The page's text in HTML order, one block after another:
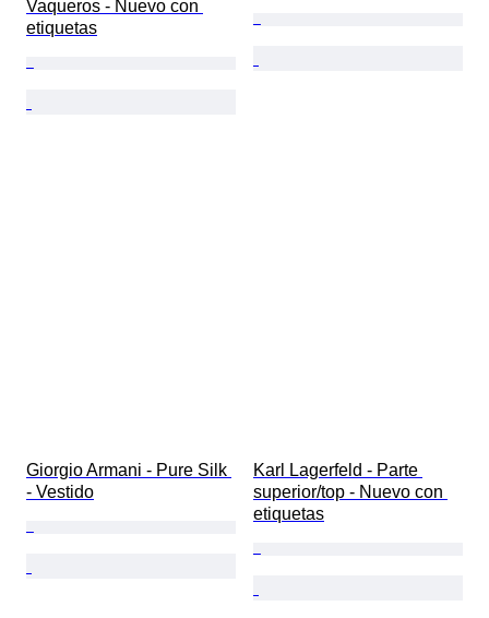
Vaqueros - Nuevo con
etiquetas
Giorgio Armani - Pure Silk
- Vestido
Karl Lagerfeld - Parte
superior/top - Nuevo con
etiquetas